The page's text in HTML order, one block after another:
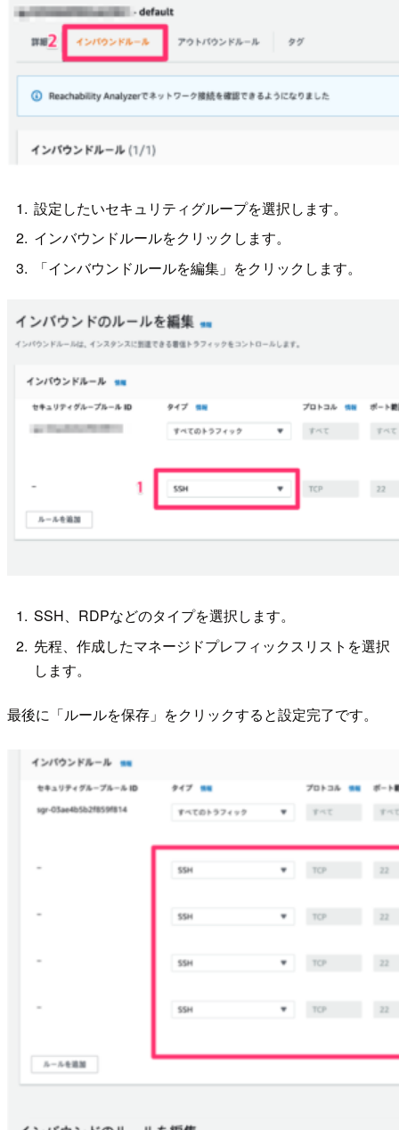
設定したいセキュリティグループを選択します。
インバウンドルールをクリックします。
「インバウンドルールを編集」をクリックします。
SSH、RDPなどのタイプを選択します。
先程、作成したマネージドプレフィックスリストを選択
します。
最後に「ルールを保存」をクリックすると設定完了です。